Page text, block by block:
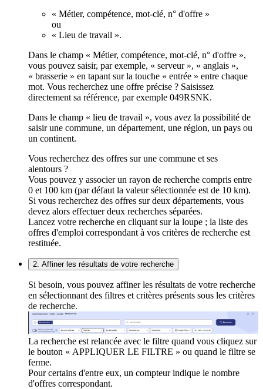
« Métier, compétence, mot-clé, n° d'offre »
ou
« Lieu de travail ».
Dans le champ « Métier, compétence, mot-clé, n° d'offre »,
vous pouvez saisir, par exemple, « serveur », « anglais »,
« brasserie » en tapant sur la touche « entrée » entre chaque
mot. Vous recherchez une offre précise ? Saisissez
directement sa référence, par exemple 049RSNK.
Dans le champ « lieu de travail », vous avez la possibilité de
saisir une commune, un département, une région, un pays ou
un continent.
Vous recherchez des offres sur une commune et ses
alentours ?
Vous pouvez y associer un rayon de recherche compris entre
0 et 100 km (par défaut la valeur sélectionnée est de 10 km).
Si vous recherchez des offres sur deux départements, vous
devez alors effectuer deux recherches séparées.
Lancez votre recherche en cliquant sur la loupe ; la liste des
offres d'emploi correspondant à vos critères de recherche est
restituée.
2. Affiner les résultats de votre recherche
Si besoin, vous pouvez affiner les résultats de votre recherche
en sélectionnant des filtres et critères présents sous les critères
de recherche.
La recherche est relancée avec le filtre quand vous cliquez sur
le bouton « APPLIQUER LE FILTRE » ou quand le filtre se
ferme.
Pour certains d'entre eux, un compteur indique le nombre
d'offres correspondant.